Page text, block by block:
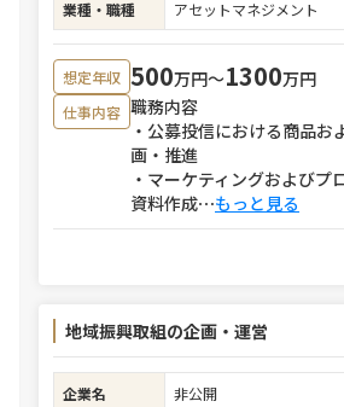
業種・職種
アセットマネジメント
想定年収 500万円〜1300万円
仕事内容 職務内容
・公募投信における商品お
画・推進
・マーケティングおよびプ
資料作成⋯もっと見る
地域振興取組の企画・運営
企業名
非公開